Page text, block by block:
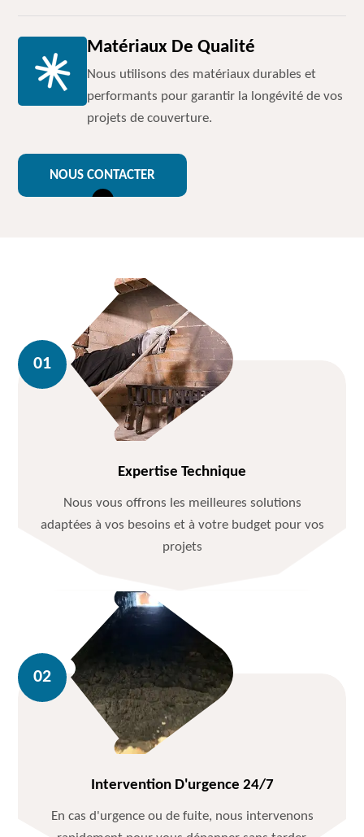
Matériaux De Qualité
Nous utilisons des matériaux durables et
performants pour garantir la longévité de vos
projets de couverture.
NOUS CONTACTER
Expertise Technique
Nous vous offrons les meilleures solutions
adaptées à vos besoins et à votre budget pour vos
projets
Intervention D'urgence 24/7
En cas d'urgence ou de fuite, nous intervenons